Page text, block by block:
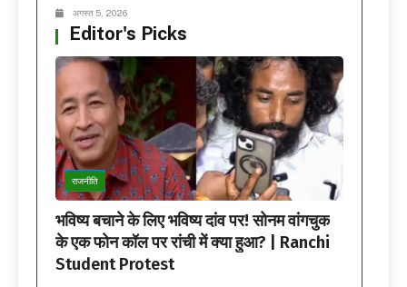
अगस्त 5, 2026
Editor's Picks
राजनीति
भविष्य बचाने के लिए भविष्य दांव पर! सोनम वांगचुक
के एक फोन कॉल पर रांची में क्या हुआ? | Ranchi
Student Protest